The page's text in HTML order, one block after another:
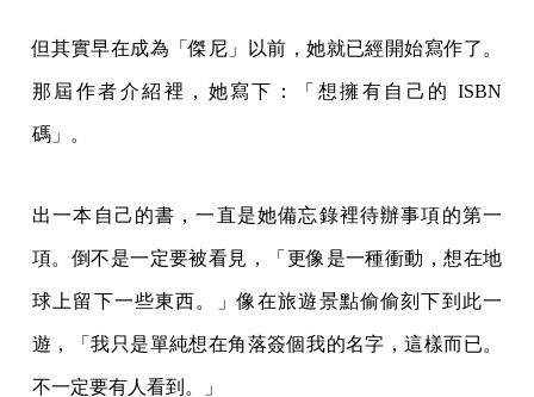
但其實早在成為「傑尼」以前，她就已經開始寫作了。
那屆作者介紹裡，她寫下：「想擁有自己的 ISBN
碼」。
出一本自己的書，一直是她備忘錄裡待辦事項的第一
項。倒不是一定要被看見，「更像是一種衝動，想在地
球上留下一些東西。」像在旅遊景點偷偷刻下到此一
遊，「我只是單純想在角落簽個我的名字，這樣而已。
不一定要有人看到。」